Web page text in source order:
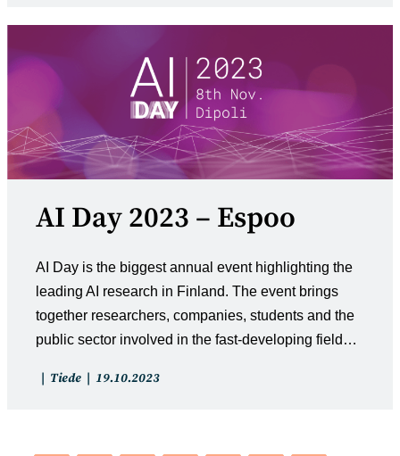
AI Day 2023 – Espoo
AI Day is the biggest annual event highlighting the
leading AI research in Finland. The event brings
together researchers, companies, students and the
public sector involved in the fast-developing field…
Artikkelin
Tiede
Artikkeli
19.10.2023